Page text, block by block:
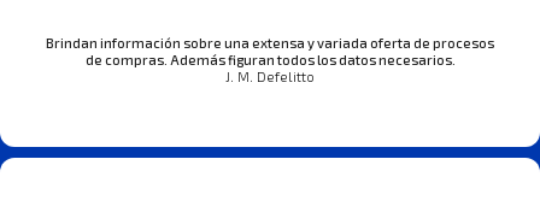
Brindan información sobre una extensa y variada oferta de procesos
de compras. Además figuran todos los datos necesarios.
J. M. Defelitto